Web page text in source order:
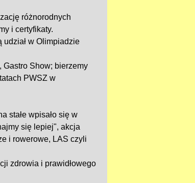
różnorodnych
i certyfikaty.
udział w Olimpiadzie
Gastro Show; bierzemy
PWSZ w
stałe wpisało się w
się lepiej", akcja
i rowerowe, LAS czyli
zdrowia i prawidłowego